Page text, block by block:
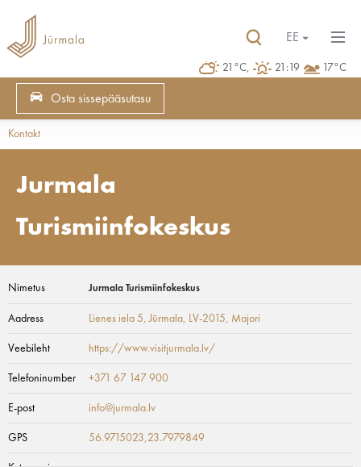
21°C, 21:19 17°C
EE
Osta sissepääsutasu
Kontakt
Jurmala
Turismiinfokeskus
Nimetus Jurmala Turismiinfokeskus
Aadress Lienes iela 5, Jūrmala, LV-2015, Majori
Veebileht https://www.visitjurmala.lv/
Telefoninumber +371 67 147 900
E-post info@jurmala.lv
GPS 56.9715023,23.7979849